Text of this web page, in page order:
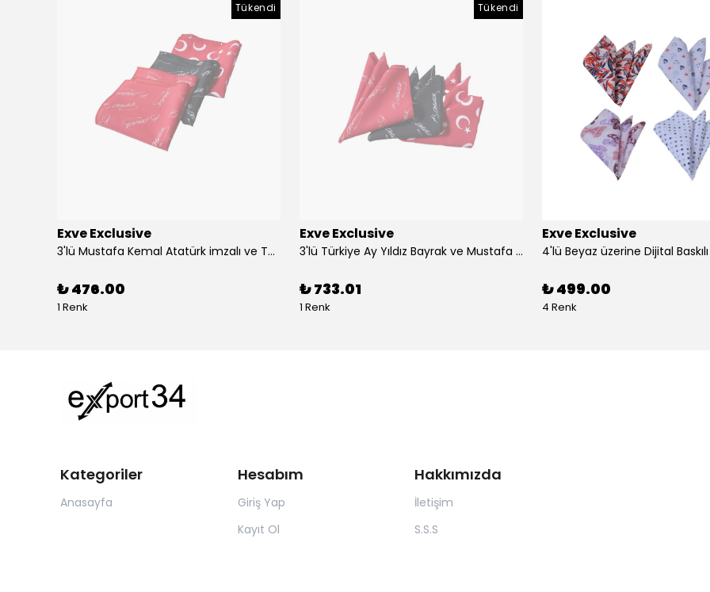
Tükendi
Exve Exclusive
3'lü Mustafa Kemal Atatürk imzalı ve Türkiye Ay Yıldız Bayraklı Kadın Fular Seti
₺ 476.00
1 Renk
Tükendi
Exve Exclusive
3'lü Türkiye Ay Yıldız Bayrak ve Mustafa Kemal Atatürk imzalı Kırmızı Siyah Yaka Mendili Seti
₺ 733.01
1 Renk
Exve Exclusive
₺ 499.00
4 Renk
Kategoriler
Anasayfa
Hesabım
Giriş Yap
Kayıt Ol
Hakkımızda
İletişim
S.S.S